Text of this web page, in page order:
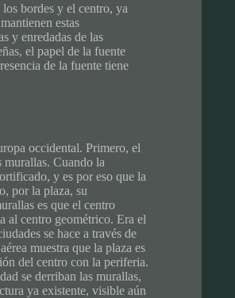
bordes y el centro, ya
estas
y enredadas de las
el papel de la fuente
de la fuente tiene
occidental. Primero, el
murallas. Cuando la
y es por eso que la
por la plaza, su
es que el centro
al centro geométrico. Era el
se hace a través de
muestra que la plaza es
del centro con la periferia.
se derriban las murallas,
ya existente, visible aún